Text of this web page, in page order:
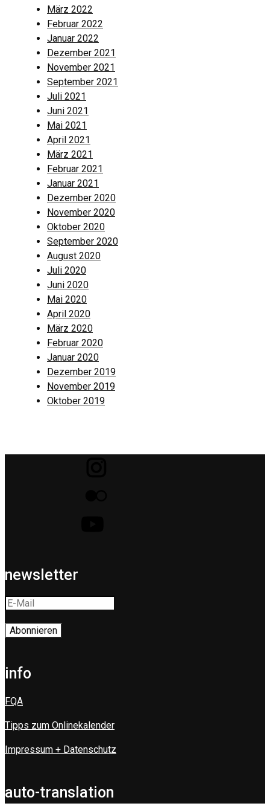
März 2022
Februar 2022
Januar 2022
Dezember 2021
November 2021
September 2021
Juli 2021
Juni 2021
Mai 2021
April 2021
März 2021
Februar 2021
Januar 2021
Dezember 2020
November 2020
Oktober 2020
September 2020
August 2020
Juli 2020
Juni 2020
Mai 2020
April 2020
März 2020
Februar 2020
Januar 2020
Dezember 2019
November 2019
Oktober 2019
newsletter
info
FQA
Tipps zum Onlinekalender
Impressum + Datenschutz
auto-translation